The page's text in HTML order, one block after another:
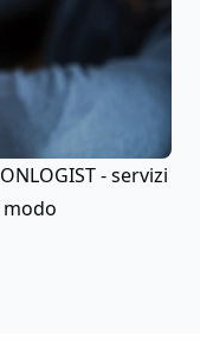
- servizi